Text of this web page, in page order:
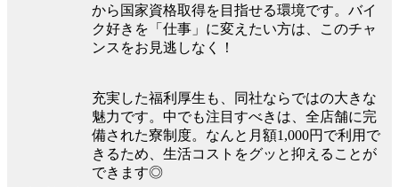
から国家資格取得を目指せる環境です。バイ
ク好きを「仕事」に変えたい方は、このチャ
ンスをお見逃しなく！
充実した福利厚生も、同社ならではの大きな
魅力です。中でも注目すべきは、全店舗に完
備された寮制度。なんと月額1,000円で利用で
きるため、生活コストをグッと抑えることが
できます◎